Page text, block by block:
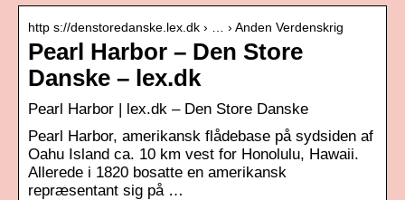
http s://denstoredanske.lex.dk › … › Anden Verdenskrig
Pearl Harbor – Den Store
Danske – lex.dk
Pearl Harbor | lex.dk – Den Store Danske
Pearl Harbor, amerikansk flådebase på sydsiden af
Oahu Island ca. 10 km vest for Honolulu, Hawaii.
Allerede i 1820 bosatte en amerikansk
repræsentant sig på …